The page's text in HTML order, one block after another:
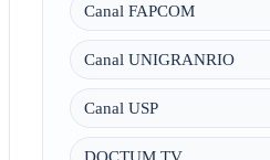
Canal FAPCOM
Canal UNIGRANRIO
Canal USP